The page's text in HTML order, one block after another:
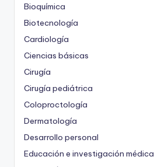
Bioquímica
Biotecnología
Cardiología
Ciencias básicas
Cirugía
Cirugía pediátrica
Coloproctología
Dermatología
Desarrollo personal
Educación e investigación médica